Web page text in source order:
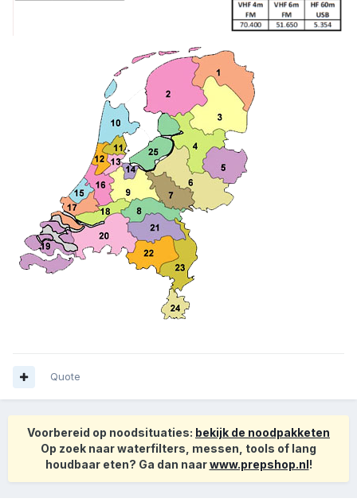
Quote
Voorbereid op noodsituaties: bekijk de noodpakketen
Op zoek naar waterfilters, messen, tools of lang
houdbaar eten? Ga dan naarwww.prepshop.nl!